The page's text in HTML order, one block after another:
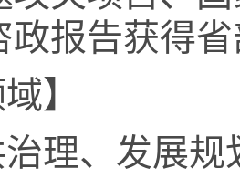
政报告获得
】
理、发展